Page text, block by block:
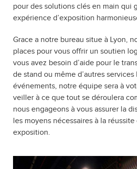
pour des solutions clés en main qui
expérience d’exposition
Grace a notre bureau situe à Lyon,
places pour vous offrir un soutien
vous avez besoin d’aide pour le
de stand ou même d’autres services
événements, notre équipe sera à
veiller à ce que tout se déroulera
nous engageons à vous assurer la
les moyens nécessaires à la
exposition.